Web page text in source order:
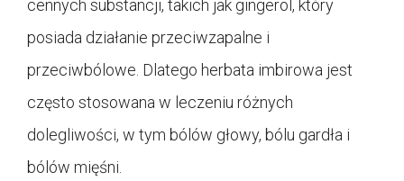
cennych substancji, takich jak gingerol, który
posiada działanie przeciwzapalne i
przeciwbólowe. Dlatego herbata imbirowa jest
często stosowana w leczeniu różnych
dolegliwości, w tym bólów głowy, bólu gardła i
bólów mięśni.